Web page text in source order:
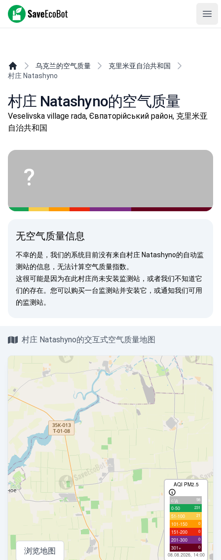
SaveEcoBot
乌克兰的空气质量
克里米亚自治共和国
村庄 Natashyno
村庄 Natashyno的空气质量
Veselivska village rada, Євпаторійський район, 克里米亚
自治共和国
?
无空气质量信息
不幸的是，我们的系统目前没有来自村庄 Natashyno的自动监
测站的信息，无法计算空气质量指数。
这很可能是因为在此村庄尚未安装监测站，或者我们不知道它
们的存在。您可以购买一台监测站并安装它，或通知我们可用
的监测站。
村庄 Natashyno的交互式空气质量地图
AQI PM2.5
с/д 98
0-50 231
51-100 21
101-150 0
151-200 0
201-300 0
301+ 0
08.08.2026, 14:00
浏览地图